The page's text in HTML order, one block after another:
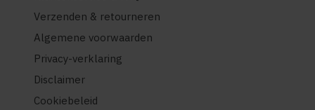
Verzenden & retourneren
Algemene voorwaarden
Privacy-verklaring
Disclaimer
Cookiebeleid